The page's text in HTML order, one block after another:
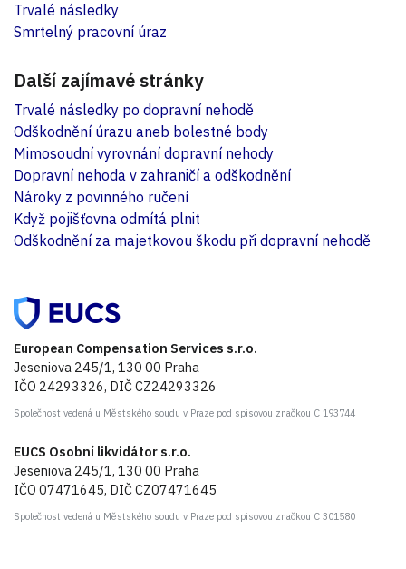
Trvalé následky
Smrtelný pracovní úraz
Další zajímavé stránky
Trvalé následky po dopravní nehodě
Odškodnění úrazu aneb bolestné body
Mimosoudní vyrovnání dopravní nehody
Dopravní nehoda v zahraničí a odškodnění
Nároky z povinného ručení
Když pojišťovna odmítá plnit
Odškodnění za majetkovou škodu při dopravní nehodě
European Compensation Services s.r.o.
Jeseniova 245/1, 130 00 Praha
IČO 24293326, DIČ CZ24293326
Společnost vedená u Městského soudu v Praze pod spisovou značkou C 193744
EUCS Osobní likvidátor s.r.o.
Jeseniova 245/1, 130 00 Praha
IČO 07471645, DIČ CZ07471645
Společnost vedená u Městského soudu v Praze pod spisovou značkou C 301580